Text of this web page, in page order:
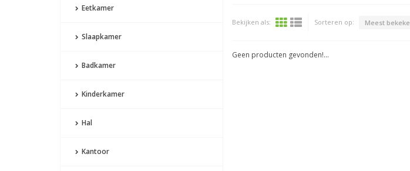
Eetkamer
Slaapkamer
Badkamer
Kinderkamer
Hal
Kantoor
Bekijken als: Sorteren op: Meest
Geen producten gevonden!...